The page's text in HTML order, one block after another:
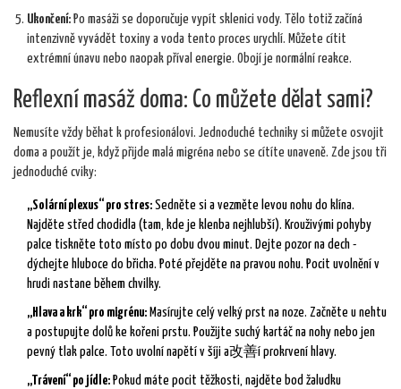
Ukončení: Po masáži se doporučuje vypít sklenici vody. Tělo totiž začíná
intenzivně vyvádět toxiny a voda tento proces urychlí. Můžete cítit
extrémní únavu nebo naopak příval energie. Obojí je normální reakce.
Reflexní masáž doma: Co můžete dělat sami?
Nemusíte vždy běhat k profesionálovi. Jednoduché techniky si můžete osvojit
doma a použít je, když přijde malá migréna nebo se cítíte unaveně. Zde jsou tři
jednoduché cviky:
„Solární plexus“ pro stres: Sedněte si a vezměte levou nohu do klína.
Najděte střed chodidla (tam, kde je klenba nejhlubší). Krouživými pohyby
palce tiskněte toto místo po dobu dvou minut. Dejte pozor na dech -
dýchejte hluboce do břicha. Poté přejděte na pravou nohu. Pocit uvolnění v
hrudi nastane během chvilky.
„Hlava a krk“ pro migrénu: Masírujte celý velký prst na noze. Začněte u nehtu
a postupujte dolů ke kořeni prstu. Použijte suchý kartáč na nohy nebo jen
pevný tlak palce. Toto uvolní napětí v šíji a改善í prokrvení hlavy.
„Trávení“ po jídle: Pokud máte pocit těžkosti, najděte bod žaludku